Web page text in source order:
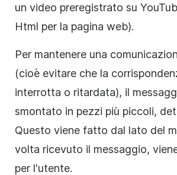
un video preregistrato su
Html per la pagina web).
Per mantenere una
(cioè evitare che la
interrotta o ritardata), il
smontato in pezzi più piccoli,
Questo viene fatto dal lato del
volta ricevuto il messaggio,
per l'utente.